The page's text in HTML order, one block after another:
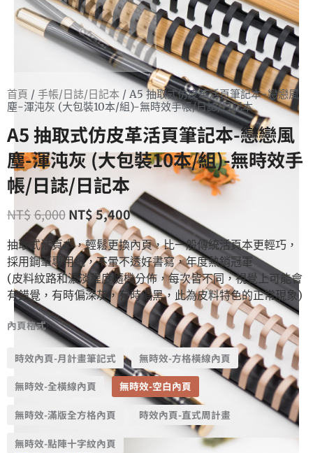
首頁 / 手帳/日誌/日記本 / A5 抽取式仿皮革活頁筆記本-戀戀風
塵-渾沌灰 (大包裝10本/組)-無時效手帳/日誌/日記本
A5 抽取式仿皮革活頁筆記本-戀戀風
塵-渾沌灰 (大包裝10本/組)-無時效手
帳/日誌/日記本
NT$6,000 NT$5,400
抽取式活頁本，輕鬆更換內頁，比一般傳統活頁本更輕巧，
採用鋼筆專用紙，不暈不透好書寫，年度熱銷冠軍
(皮料紋路和濃淡程度隨機分佈，每次皆不同，視覺上可能會
有錯覺，有時偏深灰，有時偏黑，此為皮料特色的正常現象)
內頁格式
時效內頁-月計畫筆記式 無時效-方格橫線內頁
無時效-全橫線內頁 無時效-空白內頁
無時效-滿版全方格內頁 時效內頁-直式周計畫
無時效-點陣十字紋內頁